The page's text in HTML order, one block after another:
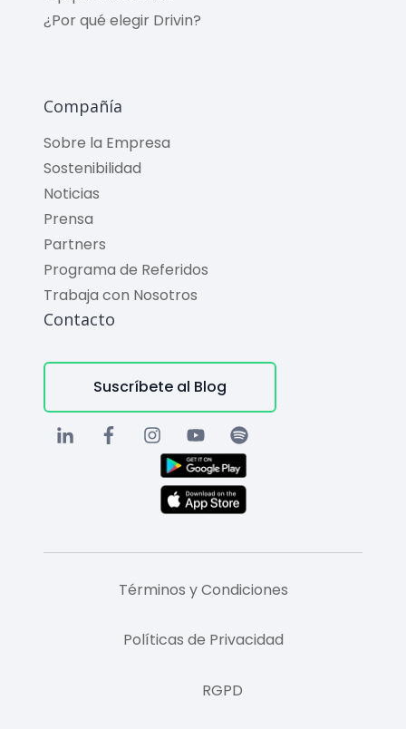
¿Por qué elegir Drivin?
Compañía
Sobre la Empresa
Sostenibilidad
Noticias
Prensa
Partners
Programa de Referidos
Trabaja con Nosotros
Contacto
Suscríbete al Blog
Términos y Condiciones
Políticas de Privacidad
RGPD